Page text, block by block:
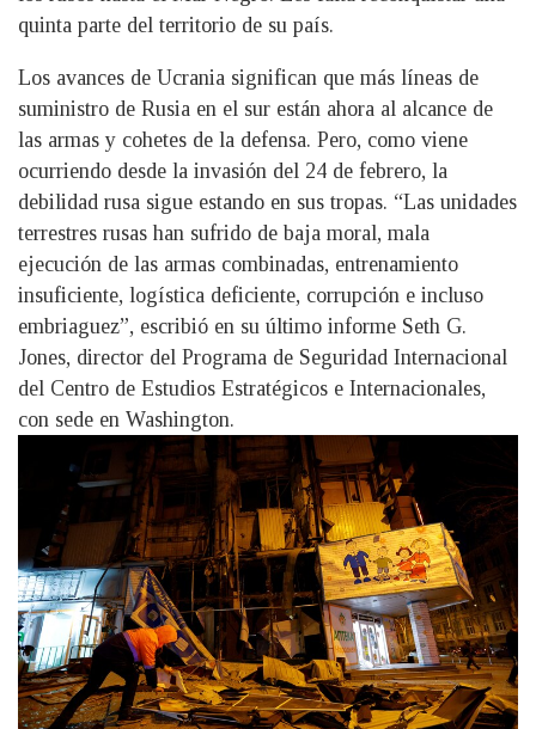
quinta parte del territorio de su país.
Los avances de Ucrania significan que más líneas de
suministro de Rusia en el sur están ahora al alcance de
las armas y cohetes de la defensa. Pero, como viene
ocurriendo desde la invasión del 24 de febrero, la
debilidad rusa sigue estando en sus tropas. “Las unidades
terrestres rusas han sufrido de baja moral, mala
ejecución de las armas combinadas, entrenamiento
insuficiente, logística deficiente, corrupción e incluso
embriaguez”, escribió en su último informe Seth G.
Jones, director del Programa de Seguridad Internacional
del Centro de Estudios Estratégicos e Internacionales,
con sede en Washington.